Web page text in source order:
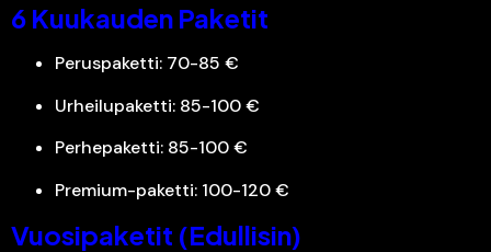
6 Kuukauden Paketit
Peruspaketti: 70-85 €
Urheilupaketti: 85-100 €
Perhepaketti: 85-100 €
Premium-paketti: 100-120 €
Vuosipaketit (Edullisin)